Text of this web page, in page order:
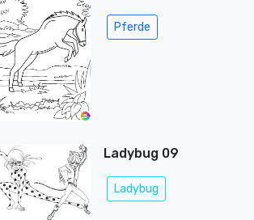
Pferde
Ladybug 09
Ladybug